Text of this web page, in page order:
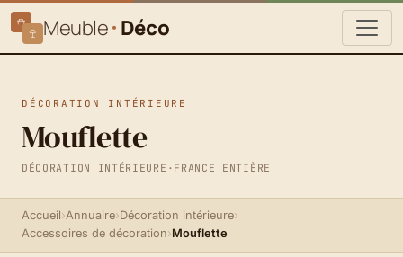
Meuble Déco
DÉCORATION INTÉRIEURE
Mouflette
DÉCORATION INTÉRIEURE · FRANCE ENTIÈRE
Accueil›Annuaire›Décoration intérieure›
Accessoires de décoration›Mouflette